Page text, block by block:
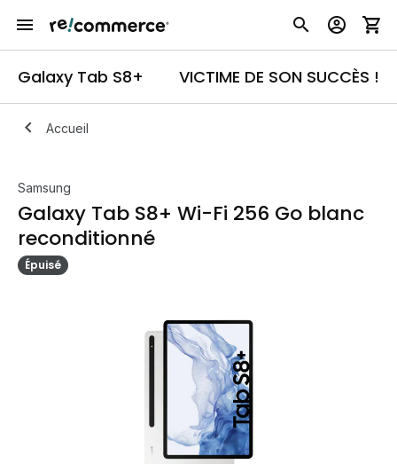
Galaxy Tab S8+ VICTIME DE SON SUCCÈS !
Accueil
Samsung
Galaxy Tab S8+ Wi-Fi 256 Go blanc
reconditionné
Épuisé